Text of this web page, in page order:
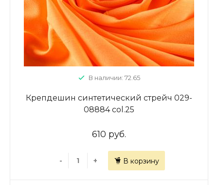
В наличии: 72.65
Крепдешин синтетический стрейч 029-
08884 col.25
610 руб.
- + В корзину